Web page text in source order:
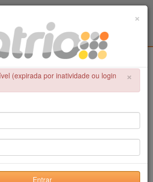
×
CONCLUIR A OPERAÇÃO
por inatividade ou login não
×
×
(expirada por inatividade ou login
Entrar